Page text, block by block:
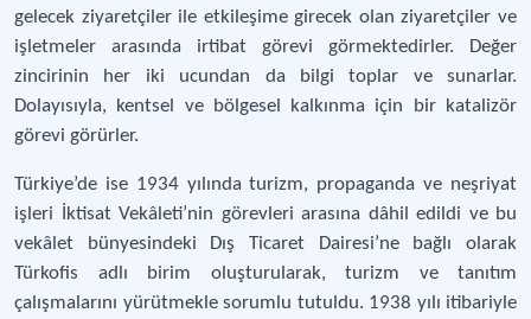
gelecek ziyaretçiler ile etkileşime girecek olan ziyaretçiler ve
işletmeler arasında irtibat görevi görmektedirler. Değer
zincirinin her iki ucundan da bilgi toplar ve sunarlar.
Dolayısıyla, kentsel ve bölgesel kalkınma için bir katalizör
görevi görürler.
Türkiye’de ise 1934 yılında turizm, propaganda ve neşriyat
işleri İktisat Vekâleti’nin görevleri arasına dâhil edildi ve bu
vekâlet bünyesindeki Dış Ticaret Dairesi’ne bağlı olarak
Türkofis adlı birim oluşturularak, turizm ve tanıtım
çalışmalarını yürütmekle sorumlu tutuldu. 1938 yılı itibariyle